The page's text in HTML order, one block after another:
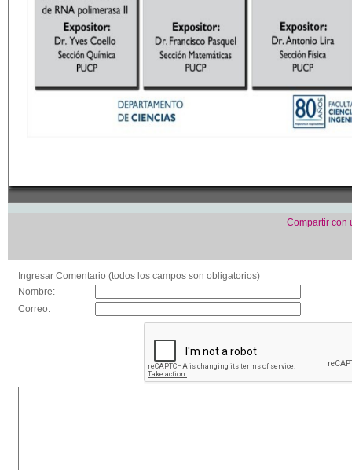
Compartir con
Ingresar Comentario (todos los campos son obligatorios)
Nombre:
Correo: